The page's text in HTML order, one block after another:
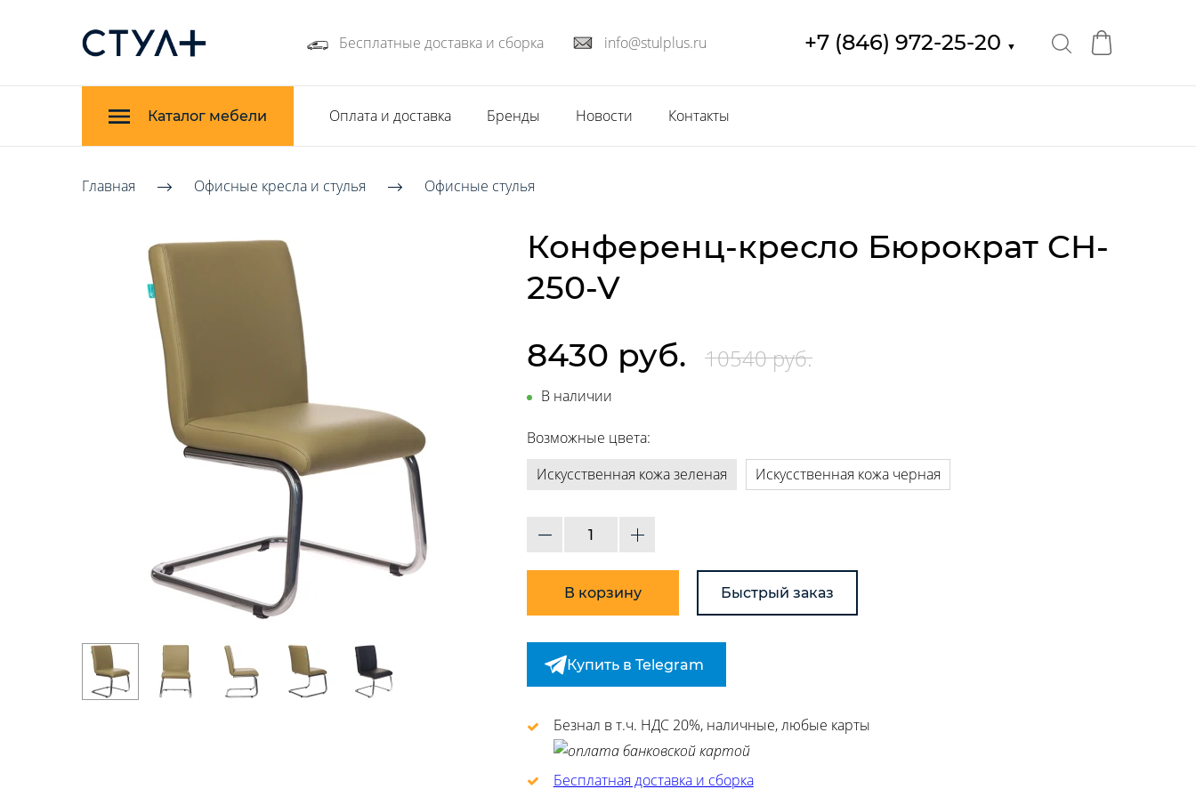
Бесплатные доставка и сборка info@stulplus.ru +7 (846) 972-25-20 ▼
Каталог мебели Оплата и доставка Бренды Новости Контакты
Главная Офисные кресла и стулья Офисные стулья
Конференц-кресло Бюрократ CH-
250-V
8430 руб.
10540 руб.
В наличии
Возможные цвета:
Искусственная кожа зеленая
Искусственная кожа черная
В корзину Быстрый заказ
Купить в Telegram
Безнал в т.ч. НДС 20%, наличные, любые карты
Бесплатная доставка и сборка